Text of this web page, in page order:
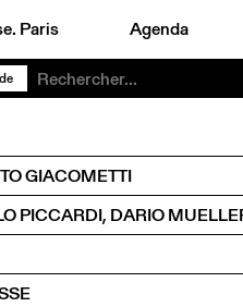
Paris Agenda
GIACOMETTI
PICCARDI, DARIO